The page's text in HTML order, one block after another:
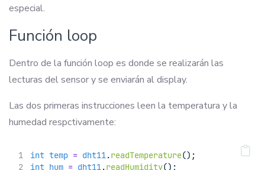
especial.
Función loop
Dentro de la función loop es donde se realizarán las
lecturas del sensor y se enviarán al display.
Las dos primeras instrucciones leen la temperatura y la
humedad respctivamente:
int temp = dht11.readTemperature();
int hum = dht11.readHumidity();